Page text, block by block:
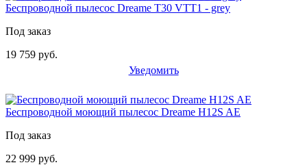
Беспроводной пылесос Dreame T30 VTT1 - grey
Под заказ
19 759 руб.
Уведомить
Беспроводной моющий пылесос Dreame H12S AE
Под заказ
22 999 руб.